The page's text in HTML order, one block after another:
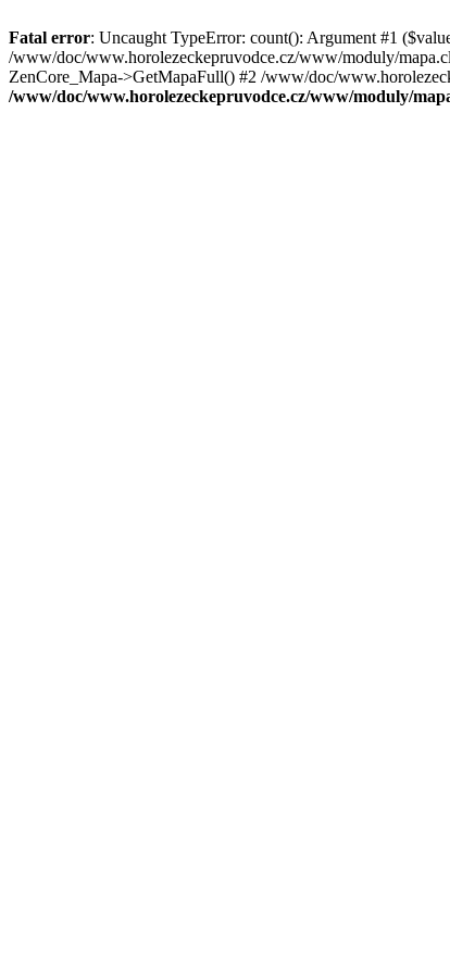
Fatal error: Uncaught TypeError: count(): Argument #1
/www/doc/www.horolezeckepruvodce.cz/www/moduly/
ZenCore_Mapa->GetMapaFull() #2 /www/doc/
/www/doc/www.horolezeckepruvodce.cz/www/moduly/